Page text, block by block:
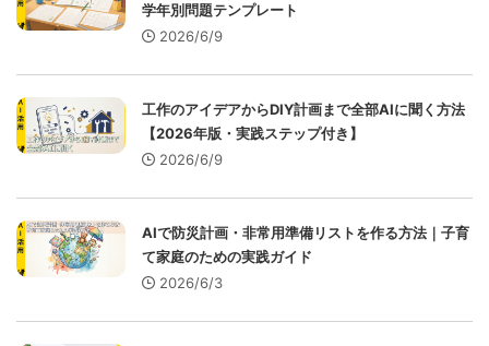
学年別問題テンプレート
2026/6/9
工作のアイデアからDIY計画まで全部AIに聞く方法
【2026年版・実践ステップ付き】
2026/6/9
AIで防災計画・非常用準備リストを作る方法｜子育
て家庭のための実践ガイド
2026/6/3